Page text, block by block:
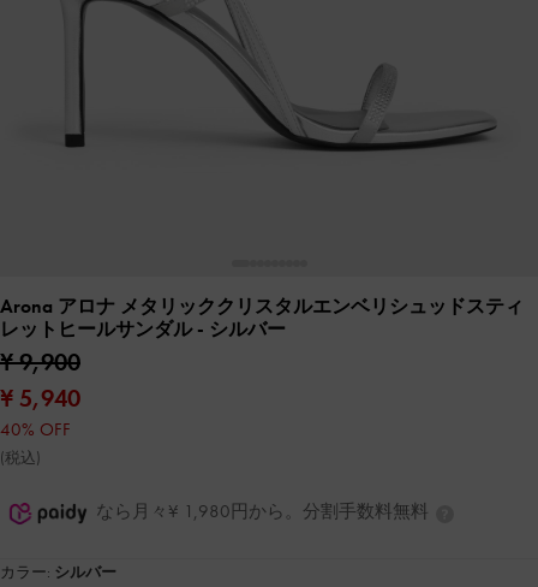
Arona アロナ メタリッククリスタルエンベリシュッドスティ
レットヒールサンダル- シルバー
¥ 9,900
¥ 5,940
40% OFF
(税込)
なら月々¥ 1,980円から。分割手数料無料
カラー: シルバー